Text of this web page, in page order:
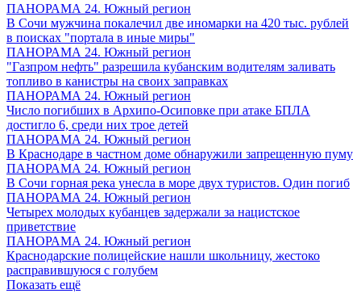
ПАНОРАМА 24. Южный регион
В Сочи мужчина покалечил две иномарки на 420 тыс. рублей
в поисках "портала в иные миры"
ПАНОРАМА 24. Южный регион
"Газпром нефть" разрешила кубанским водителям заливать
топливо в канистры на своих заправках
ПАНОРАМА 24. Южный регион
Число погибших в Архипо-Осиповке при атаке БПЛА
достигло 6, среди них трое детей
ПАНОРАМА 24. Южный регион
В Краснодаре в частном доме обнаружили запрещенную пуму
ПАНОРАМА 24. Южный регион
В Сочи горная река унесла в море двух туристов. Один погиб
ПАНОРАМА 24. Южный регион
Четырех молодых кубанцев задержали за нацистское
приветствие
ПАНОРАМА 24. Южный регион
Краснодарские полицейские нашли школьницу, жестоко
расправившуюся с голубем
Показать ещё